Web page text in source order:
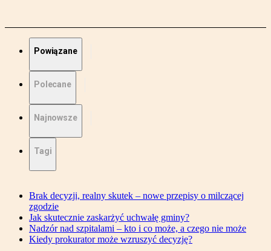
Powiązane
Polecane
Najnowsze
Tagi
Brak decyzji, realny skutek – nowe przepisy o milczącej
zgodzie
Jak skutecznie zaskarżyć uchwałę gminy?
Nadzór nad szpitalami – kto i co może, a czego nie może
Kiedy prokurator może wzruszyć decyzję?